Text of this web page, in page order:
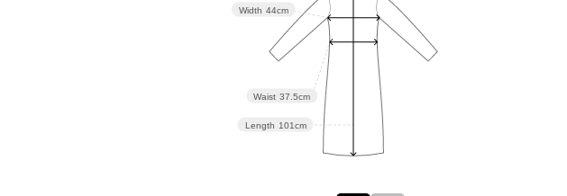
Length 101cm
Waist 37.5cm
Width 44cm